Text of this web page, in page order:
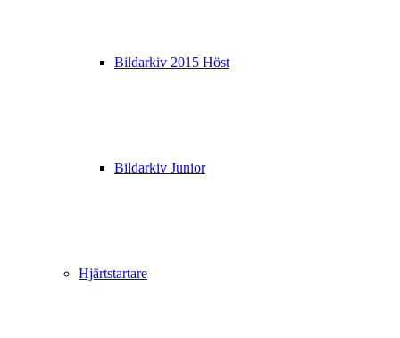
Bildarkiv 2015 Höst
Bildarkiv Junior
Hjärtstartare